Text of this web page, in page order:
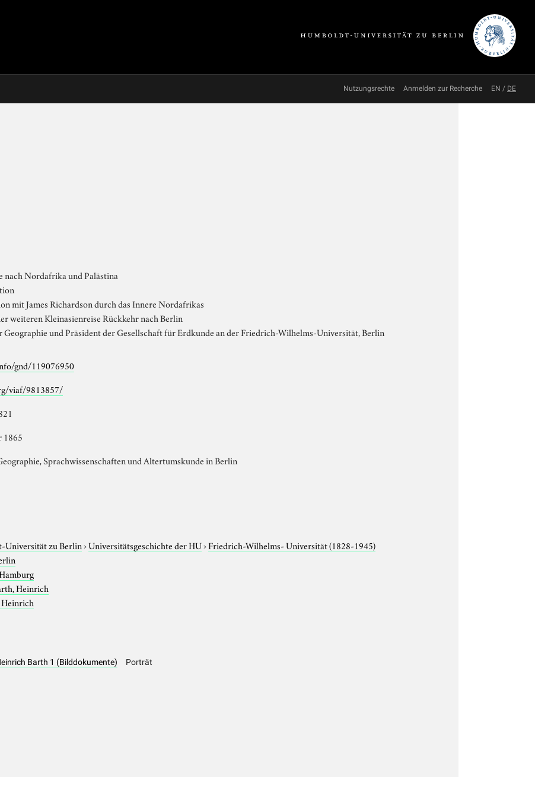
Nutzungsrechte Anmelden zur Recherche EN / DE
nach Nordafrika und Palästina
mit James Richardson durch das Innere Nordafrikas
weiteren Kleinasienreise Rückkehr nach Berlin
Geographie und Präsident der Gesellschaft für Erdkunde an der Friedrich-Wilhelms-Universität, Berlin
gnd/119076950
viaf/9813857/
1865
Sprachwissenschaften und Altertumskunde in Berlin
Universität zu Berlin›Universitätsgeschichte der HU›Friedrich-Wilhelms- Universität (1828-1945)
Heinrich
Barth 1 (Bilddokumente) Porträt